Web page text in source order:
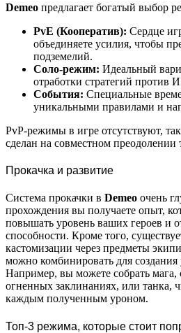
Demeo предлагает богатый выбор
PvE (Кооператив): Сердце
объединяете усилия, чтобы
подземелий.
Соло-режим: Идеальный
отработки стратегий против
События: Специальные
уникальными правилами и
PvP-режимы в игре отсутствуют,
сделан на совместном преодолении
Прокачка и развитие
Система прокачки в Demeo очень
прохождения вы получаете опыт,
повышать уровень ваших героев и
способности. Кроме того,
кастомизации через предметы
можно комбинировать для
Например, вы можете собрать
огненных заклинаниях, или танка,
каждым полученным уроном.
Топ-3 режима, которые стоит